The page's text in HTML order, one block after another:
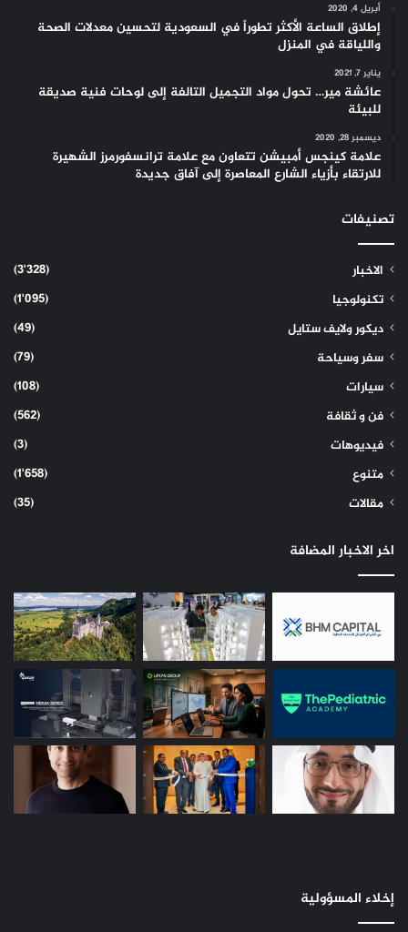
أبريل 4, 2020
إطلاق الساعة الأكثر تطوراً في السعودية لتحسين معدلات الصحة
واللياقة في المنزل
يناير 7, 2021
عائشة مير… تحول مواد التجميل التالفة إلى لوحات فنية صديقة
للبيئة
ديسمبر 28, 2020
علامة كينجس أمبيشن تتعاون مع علامة ترانسفورمرز الشهيرة
للارتقاء بأزياء الشارع المعاصرة إلى آفاق جديدة
تصنيفات
الاخبار
(3٬328)
تكنولوجيا
(1٬095)
ديكور ولايف ستايل
(49)
سفر وسياحة
(79)
سيارات
(108)
فن و ثقافة
(562)
فيديوهات
(3)
متنوع
(1٬658)
مقالات
(35)
اخر الاخبار المضافة
إخلاء المسؤولية